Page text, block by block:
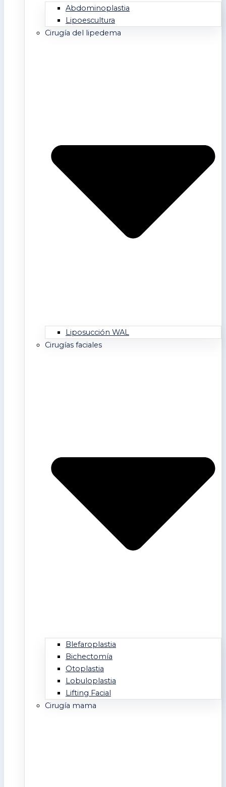
Abdominoplastia
Lipoescultura
Cirugía del lipedema
Liposucción WAL
Cirugías faciales
Blefaroplastia
Bichectomía
Otoplastia
Lobuloplastia
Lifting Facial
Cirugía mama